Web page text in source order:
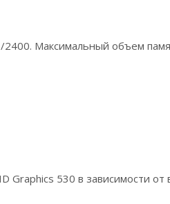
Максимальный объем
530 в зависимости